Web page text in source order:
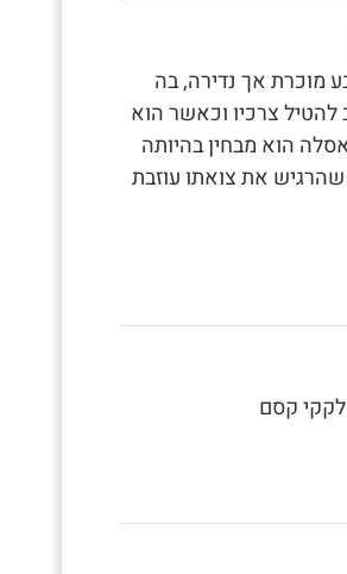
מוכרת אך נדירה, בה
צרכיו וכאשר הוא
הוא מבחין בהיותה
את צואתו עוזבת